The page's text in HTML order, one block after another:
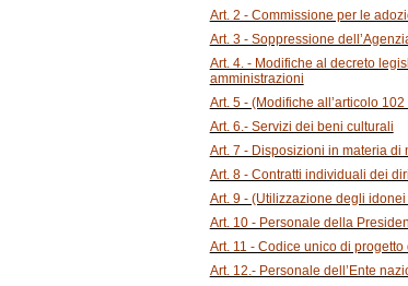
Art. 2 - Commissione per le
Art. 3 - Soppressione
Art. 4. - Modifiche al decreto
amministrazioni
Art. 5 - (Modifiche all’articolo
Art. 6.- Servizi dei beni culturali
Art. 7 - Disposizioni in materia
Art. 8 - Contratti individuali dei
Art. 9 - (Utilizzazione degli
Art. 10 - Personale della
Art. 11 - Codice unico di
Art. 12.- Personale dell’Ente